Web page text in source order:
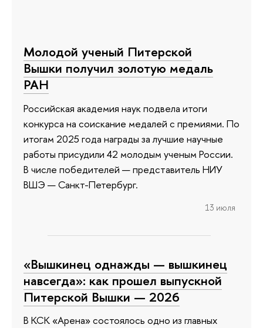
Молодой ученый Питерской
Вышки получил золотую медаль
РАН
Российская академия наук подвела итоги
конкурса на соискание медалей с премиями. По
итогам 2025 года награды за лучшие научные
работы присудили 42 молодым ученым России.
В числе победителей — представитель НИУ
ВШЭ — Санкт-Петербург.
13 июля
«Вышкинец однажды — вышкинец
навсегда»: как прошел выпускной
Питерской Вышки — 2026
В КСК «Арена» состоялось одно из главных